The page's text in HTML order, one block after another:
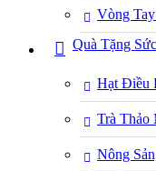
Vòng
Quà Tặng
Hạt Điều
Trà Thảo
Nông